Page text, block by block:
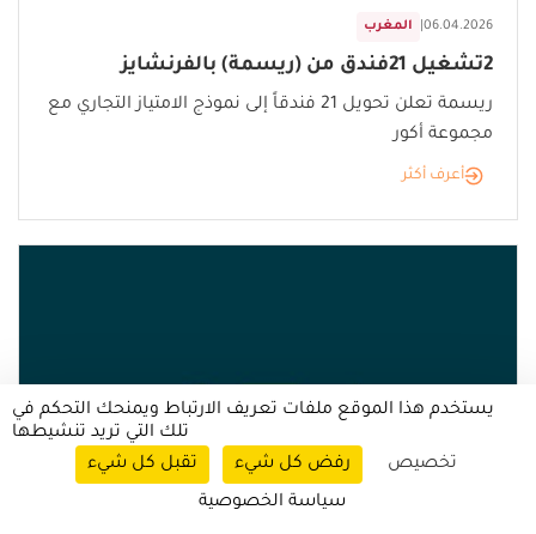
المغرب 06.04.2026
2تشغيل 21فندق من (ريسمة) بالفرنشايز
ريسمة تعلن تحويل 21 فندقاً إلى نموذج الامتياز التجاري مع
مجموعة أكور
أعرف أكثر
يستخدم هذا الموقع ملفات تعريف الارتباط ويمنحك التحكم في
تلك التي تريد تنشيطها
تقبل كل شيء
رفض كل شيء
تخصيص
سياسة الخصوصية